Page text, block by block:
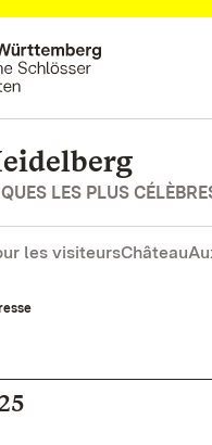
LES PLUS
les visiteursChâteau